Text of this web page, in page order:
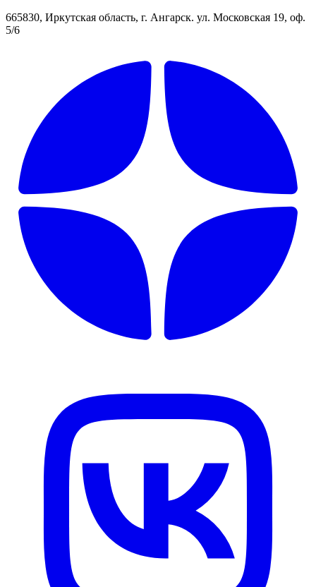
665830, Иркутская область, г. Ангарск. ул. Московская 19, оф.
5/6